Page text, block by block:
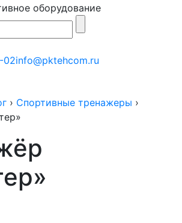
оборудование
02info@pktehcom.ru
› Спортивные тренажеры ›